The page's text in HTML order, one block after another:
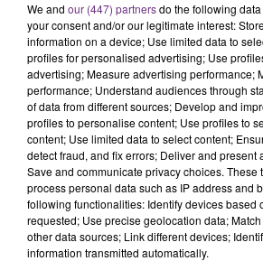
Crédit :Bison Futé
We and our (447) partnersdo the following
your consent and/or our legitimate interest:
information on a device; Use limited data to
profiles for personalised advertising; Use
advertising; Measure advertising performance;
performance; Understand audiences through
of data from different sources; Develop and
profiles to personalise content; Use profiles to
content; Use limited data to select content;
detect fraud, and fix errors; Deliver and present
Save and communicate privacy choices. These
process personal data such as IP address and
following functionalities: Identify devices based
requested; Use precise geolocation data;
other data sources; Link different devices;
information transmitted automatically.